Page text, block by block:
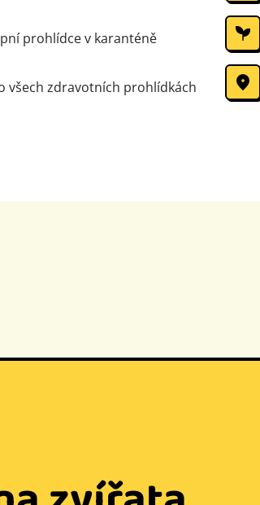
prohlídce v karanténě
všech zdravotních prohlídkách